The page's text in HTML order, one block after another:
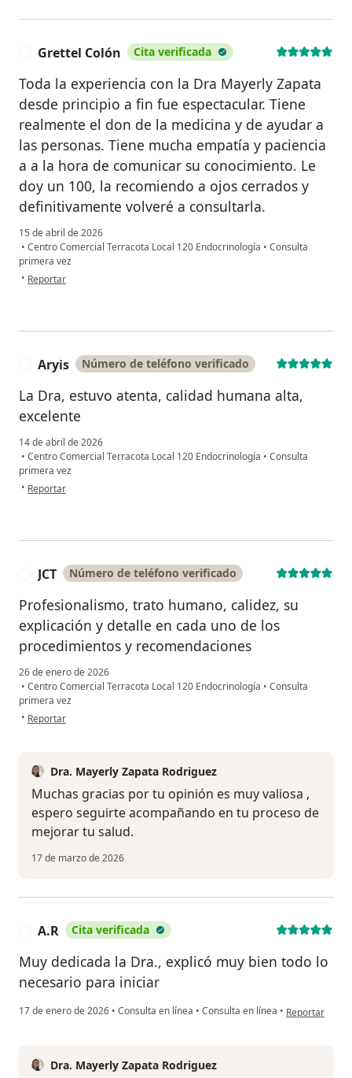
Grettel Colón Cita verificada
Toda la experiencia con la Dra Mayerly Zapata
desde principio a fin fue espectacular. Tiene
realmente el don de la medicina y de ayudar a
las personas. Tiene mucha empatía y paciencia
a a la hora de comunicar su conocimiento. Le
doy un 100, la recomiendo a ojos cerrados y
definitivamente volveré a consultarla.
15 de abril de 2026
• Centro Comercial Terracota Local 120 Endocrinología • Consulta
primera vez
• en opinión del usuario Grettel Colón
Reportar
Aryis Número de teléfono verificado
La Dra, estuvo atenta, calidad humana alta,
excelente
14 de abril de 2026
• Centro Comercial Terracota Local 120 Endocrinología • Consulta
primera vez
• en opinión del usuario Aryis
Reportar
JCT Número de teléfono verificado
Profesionalismo, trato humano, calidez, su
explicación y detalle en cada uno de los
procedimientos y recomendaciones
26 de enero de 2026
• Centro Comercial Terracota Local 120 Endocrinología • Consulta
primera vez
• en opinión del usuario JCT
Reportar
Dra. Mayerly Zapata Rodriguez
Muchas gracias por tu opinión es muy valiosa ,
espero seguirte acompañando en tu proceso de
mejorar tu salud.
17 de marzo de 2026
A.R Cita verificada
Muy dedicada la Dra., explicó muy bien todo lo
necesario para iniciar
17 de enero de 2026 • Consulta en línea • Consulta en línea • en opinión del
Reportar
Dra. Mayerly Zapata Rodriguez